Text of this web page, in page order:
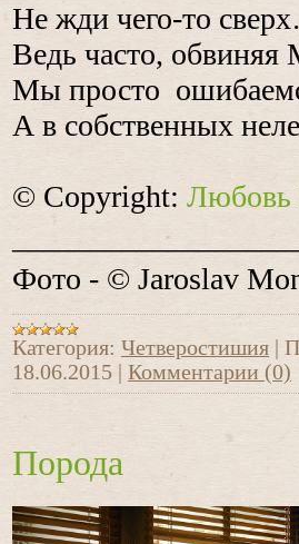
Не жди чего-то
Ведь часто, обвиняя
Мы просто
А в собственных
© Copyright: Любовь
Фото - © Jaroslav
Категория: Четверостишия
18.06.2015
Комментарии (0)
Порода